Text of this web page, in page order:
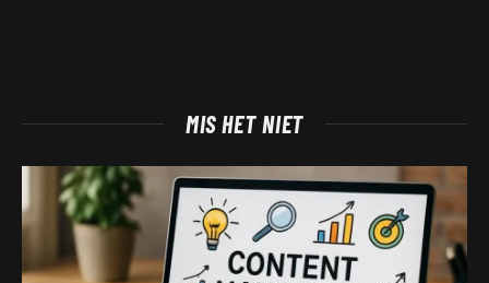
MIS HET NIET